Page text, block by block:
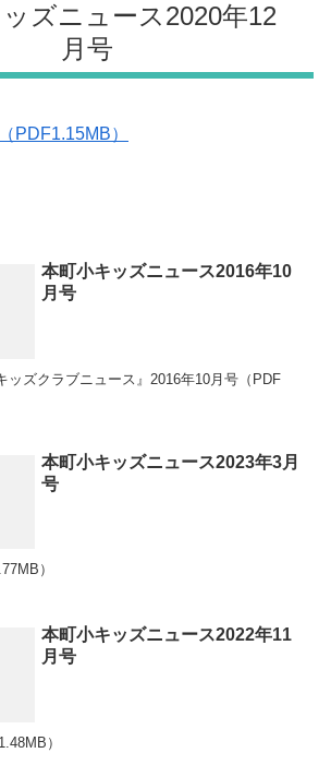
ズニュース2020年12
月号
PDF1.15MB）
本町小キッズニュース2016年10
月号
ッズクラブニュース』2016年10月号（PDF
本町小キッズニュース2023年3月
号
）
本町小キッズニュース2022年11
月号
）